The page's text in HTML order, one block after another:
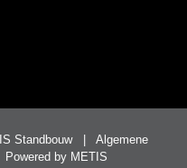
Standbouw |
Algemene
by METIS